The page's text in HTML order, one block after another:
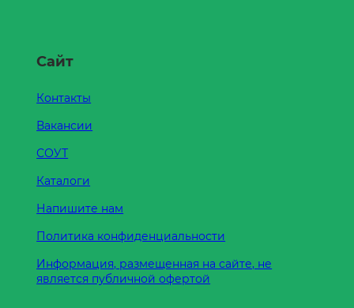
Сайт
Контакты
Вакансии
СОУТ
Каталоги
Напишите нам
Политика конфиденциальности
Информация, размещенная на сайте, не
является публичной офертой